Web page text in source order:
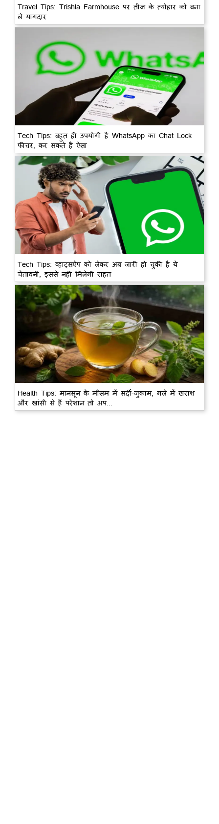
Travel Tips: Trishla Farmhouse पर तीज के त्योहार को बना
लें यागदार
Tech Tips: बहुत ही उपयोगी है WhatsApp का Chat Lock
फीचर, कर सकते हैं ऐसा
Tech Tips: व्हाट्सऐप को लेकर अब जारी हो चुकी है ये
चेतावनी, इससे नहीं मिलेगी राहत
Health Tips: मानसून के मौसम में सर्दी-जुकाम, गले में खराश
और खांसी से हैं परेशान तो अप...